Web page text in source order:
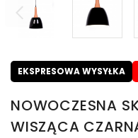
EKSPRESOWA WYSYŁKA
NOWOCZESNA
WISZĄCA